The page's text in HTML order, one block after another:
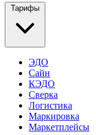
Тарифы
ЭДО
Сайн
КЭДО
Сверка
Логистика
Маркировка
Маркетплейсы